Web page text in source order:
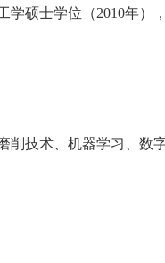
学硕士学位（2010年）
削技术、机器学习、数